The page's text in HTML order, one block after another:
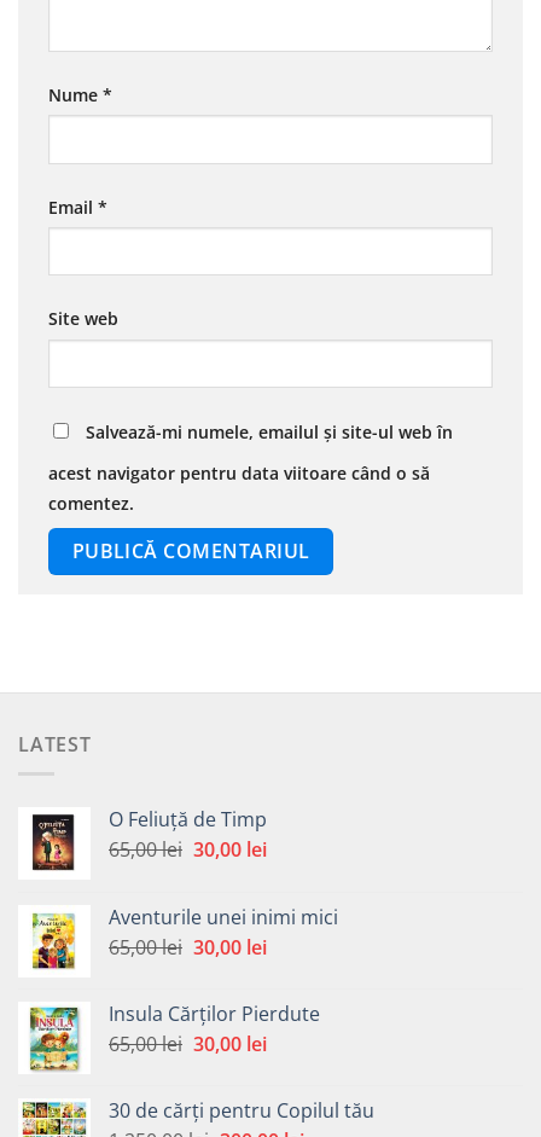
Nume *
Email *
Site web
Salvează-mi numele, emailul și site-ul web în
acest navigator pentru data viitoare când o să
comentez.
LATEST
O Feliuță de Timp
65,00lei Prețul
fost:
65,00 lei.
30,00 leiPrețul
30,00 lei.
Aventurile unei inimi mici
65,00lei Prețul
fost:
65,00 lei.
30,00 leiPrețul
30,00 lei.
Insula Cărților Pierdute
65,00lei Prețul
fost:
30,00 leiPrețul
30,00 lei.
30 de cărți pentru Copilul tău